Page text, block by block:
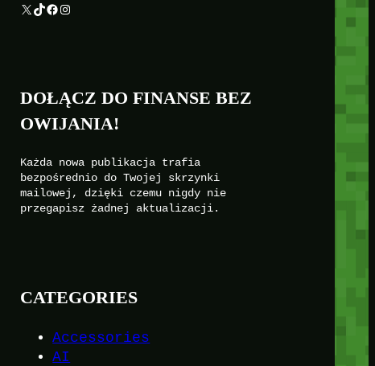
X TikTok Facebook Instagram
DOŁĄCZ DO FINANSE BEZ
OWIJANIA!
Każda nowa publikacja trafia
bezpośrednio do Twojej skrzynki
mailowej, dzięki czemu nigdy nie
przegapisz żadnej aktualizacji.
CATEGORIES
Accessories
AI